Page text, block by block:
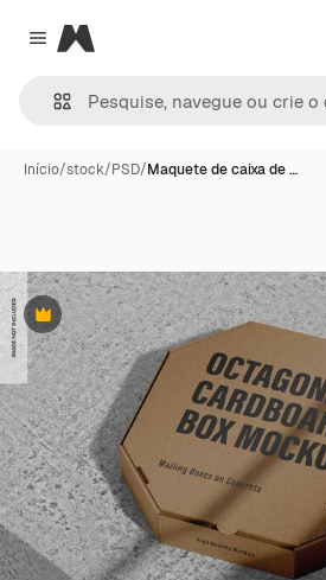
Close menu
Magnific
Início/stock/PSD/Maquete de caixa de …
Premium